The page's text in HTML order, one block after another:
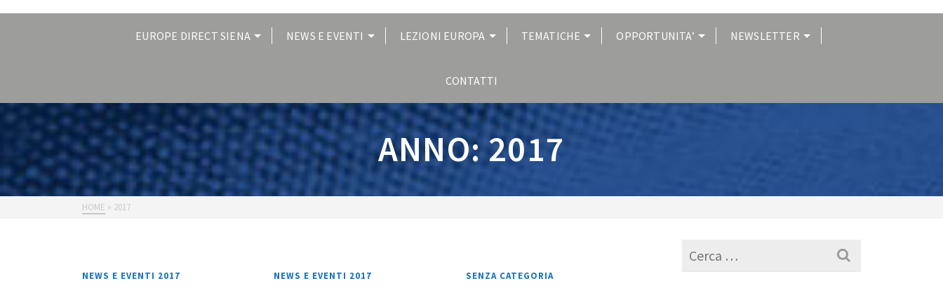
EUROPE DIRECT SIENA NEWS E EVENTI LEZIONI EUROPA TEMATICHE OPPORTUNITA’ NEWSLETTER
CONTATTI
ANNO: 2017
HOME » 2017
NEWS E EVENTI 2017 NEWS E EVENTI 2017 SENZA CATEGORIA
Cerca
per: